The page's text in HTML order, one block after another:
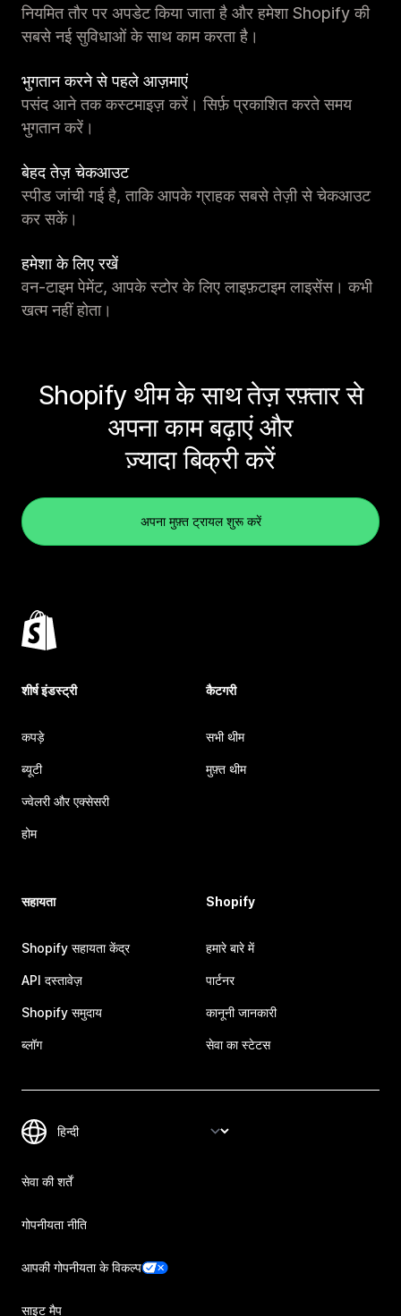
नियमित तौर पर अपडेट किया जाता है और हमेशा Shopify की
सबसे नई सुविधाओं के साथ काम करता है।
भुगतान करने से पहले आज़माएं
पसंद आने तक कस्टमाइज़ करें। सिर्फ़ प्रकाशित करते समय
भुगतान करें।
बेहद तेज़ चेकआउट
स्पीड जांची गई है, ताकि आपके ग्राहक सबसे तेज़ी से चेकआउट
कर सकें।
हमेशा के लिए रखें
वन-टाइम पेमेंट, आपके स्टोर के लिए लाइफ़टाइम लाइसेंस। कभी
खत्म नहीं होता।
Shopify थीम के साथ तेज़ रफ़्तार से
अपना काम बढ़ाएं और
ज़्यादा बिक्री करें
अपना मुफ़्त ट्रायल शुरू करें
शीर्ष इंडस्ट्री
कपड़े
ब्यूटी
ज्वेलरी और एक्सेसरी
होम
कैटगरी
सभी थीम
मुफ़्त थीम
सहायता
Shopify सहायता केंद्र
API दस्तावेज़
Shopify समुदाय
ब्लॉग
Shopify
हमारे बारे में
पार्टनर
कानूनी जानकारी
सेवा का स्टेटस
सेवा की शर्तें
गोपनीयता नीति
आपकी गोपनीयता के विकल्प
साइट मैप